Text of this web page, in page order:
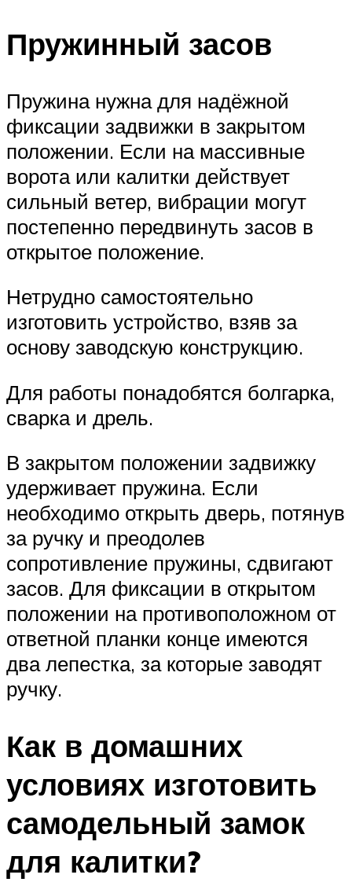
Пружинный засов
Пружина нужна для надёжной
фиксации задвижки в закрытом
положении. Если на массивные
ворота или калитки действует
сильный ветер, вибрации могут
постепенно передвинуть засов в
открытое положение.
Нетрудно самостоятельно
изготовить устройство, взяв за
основу заводскую конструкцию.
Для работы понадобятся болгарка,
сварка и дрель.
В закрытом положении задвижку
удерживает пружина. Если
необходимо открыть дверь, потянув
за ручку и преодолев
сопротивление пружины, сдвигают
засов. Для фиксации в открытом
положении на противоположном от
ответной планки конце имеются
два лепестка, за которые заводят
ручку.
Как в домашних
условиях изготовить
самодельный замок
для калитки?